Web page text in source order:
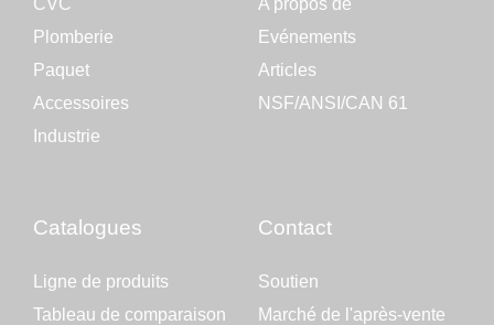
CVC
Plomberie
Paquet
Accessoires
Industrie
A propos de
Evénements
Articles
NSF/ANSI/CAN 61
Catalogues
Ligne de produits
Tableau de comparaison
Contact
Soutien
Marché de l'après-vente